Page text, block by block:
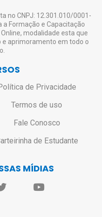
ou restrição de
não solicitarem o
no CNPJ: 12.301.010/0001-
Formação e Capacitação
modalidade esta que
aprimoramento em todo o
de Privacidade
Termos de uso
Fale Conosco
de Estudante
MÍDIAS